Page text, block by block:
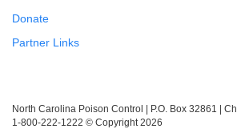
Donate
Partner Links
North Carolina Poison Control | P.O. Box 32861 |
1-800-222-1222 © Copyright 2026